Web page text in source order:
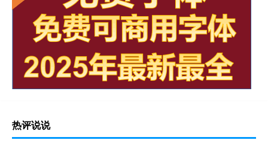
热评说说